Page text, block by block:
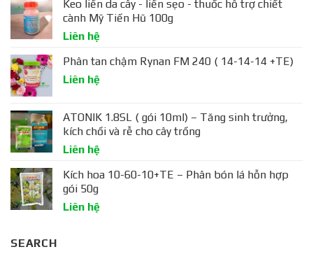
Keo liền da cây - liền sẹo - thuốc hỗ trợ chiết
cành Mỹ Tiến Hũ 100g
Liên hệ
Phân tan chậm Rynan FM 240 ( 14-14-14 +TE)
Liên hệ
ATONIK 1.8SL ( gói 10ml) – Tăng sinh trưởng,
kích chồi và rễ cho cây trồng
Liên hệ
Kích hoa 10-60-10+TE – Phân bón lá hỗn hợp
gói 50g
Liên hệ
SEARCH